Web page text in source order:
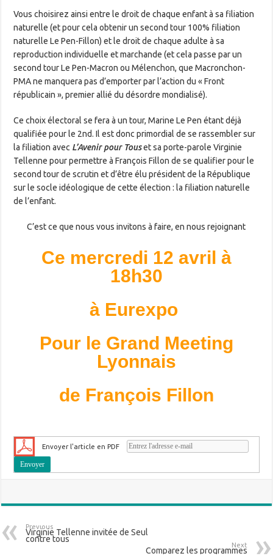
Vous choisirez ainsi entre le droit de chaque enfant à sa filiation
naturelle (et pour cela obtenir un second tour 100% filiation
naturelle Le Pen-Fillon) et le droit de chaque adulte à sa
reproduction individuelle et marchande (et cela passe par un
second tour Le Pen-Macron ou Mélenchon, que Macronchon-
PMA ne manquera pas d’emporter par l’action du « Front
républicain », premier allié du désordre mondialisé).
Ce choix électoral se fera à un tour, Marine Le Pen étant déjà
qualifiée pour le 2nd. Il est donc primordial de se rassembler sur
la filiation avec L’Avenir pour Touset sa porte-parole Virginie
Tellenne pour permettre à François Fillon de se qualifier pour le
second tour de scrutin et d’être élu président de la République
sur le socle idéologique de cette élection : la filiation naturelle
de l’enfant.
C’est ce que nous vous invitons à faire, en nous rejoignant
Ce mercredi 12 avril à
18h30
à Eurexpo
Pour le Grand Meeting
Lyonnais
de François Fillon
Envoyer l'article en PDF
Previous
Virginie Tellenne invitée de Seul
contre tous
Next
Comparez les programmes